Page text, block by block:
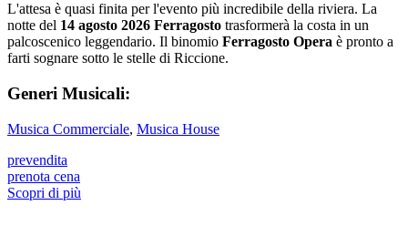
L'attesa è quasi finita per l'evento più incredibile della riviera. La
notte del 14 agosto 2026 Ferragosto trasformerà la costa in un
palcoscenico leggendario. Il binomio Ferragosto Opera è pronto a
farti sognare sotto le stelle di Riccione.
Generi Musicali:
Musica Commerciale, Musica House
prevendita
prenota cena
Scopri di più